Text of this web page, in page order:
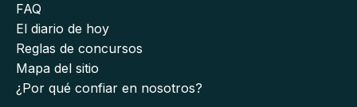
FAQ
El diario de hoy
Reglas de concursos
Mapa del sitio
¿Por qué confiar en nosotros?